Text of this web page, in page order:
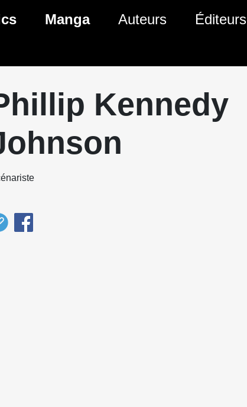
BD
Comics
Comics
Manga
Genres Manga
Auteurs Éditeurs
Kennedy